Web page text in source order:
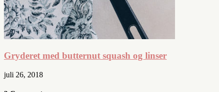
Gryderet med butternut squash og linser
juli 26, 2018